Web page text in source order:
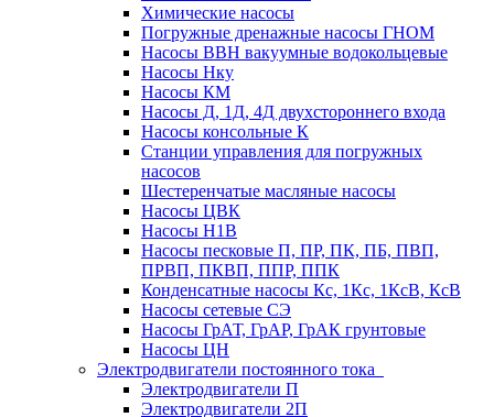
Химические насосы
Погружные дренажные насосы ГНОМ
Насосы ВВН вакуумные водокольцевые
Насосы Нку
Насосы КМ
Насосы Д, 1Д, 4Д двухстороннего входа
Насосы консольные К
Станции управления для погружных
насосов
Шестеренчатые масляные насосы
Насосы ЦВК
Насосы Н1В
Насосы песковые П, ПР, ПК, ПБ, ПВП,
ПРВП, ПКВП, ППР, ППК
Конденсатные насосы Кс, 1Кс, 1КсВ, КсВ
Насосы сетевые СЭ
Насосы ГрАТ, ГрАР, ГрАК грунтовые
Насосы ЦН
Электродвигатели постоянного тока
Электродвигатели П
Электродвигатели 2П